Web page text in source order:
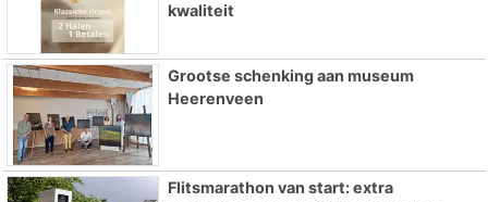
kwaliteit
Grootse schenking aan museum
Heerenveen
Flitsmarathon van start: extra